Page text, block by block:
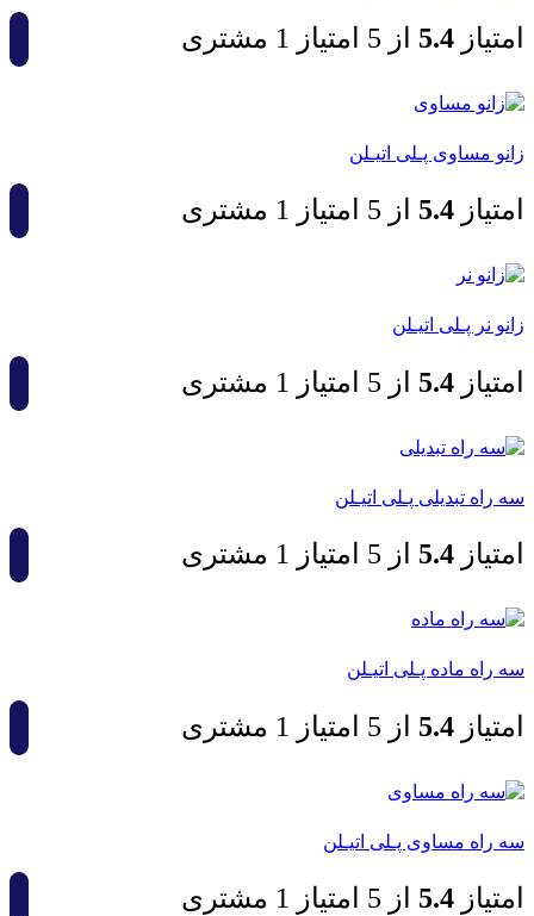
امتیاز 4.5 از 5 امتیاز 1 مشتری
زانو مساوی پـلی اتیـلن
امتیاز 4.5 از 5 امتیاز 1 مشتری
زانو نر پـلی اتیـلن
امتیاز 4.5 از 5 امتیاز 1 مشتری
سه راه تبدیلی پـلی اتیـلن
امتیاز 4.5 از 5 امتیاز 1 مشتری
سه راه ماده پـلی اتیـلن
امتیاز 4.5 از 5 امتیاز 1 مشتری
سه راه مساوی پـلی اتیـلن
امتیاز 4.5 از 5 امتیاز 1 مشتری